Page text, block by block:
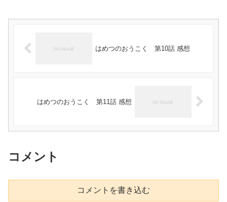
はめつのおうこく 第10話 感想
はめつのおうこく 第11話 感想
コメント
コメントを書き込む